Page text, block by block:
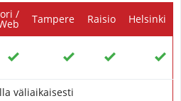
/ Tampere Raisio Helsinki
väliaikaisesti